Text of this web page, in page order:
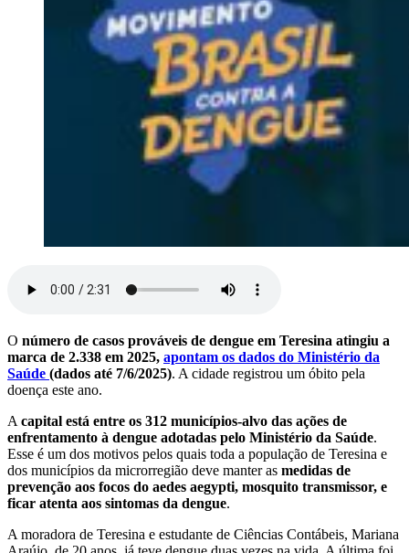
O número de casos prováveis de dengue em Teresina atingiu a
marca de 2.338 em 2025, apontam os dados do Ministério da
Saúde (dados até 7/6/2025). A cidade registrou um óbito pela
doença este ano.
A capital está entre os 312 municípios-alvo das ações de
enfrentamento à dengue adotadas pelo Ministério da Saúde.
Esse é um dos motivos pelos quais toda a população de Teresina e
dos municípios da microrregião deve manter as medidas de
prevenção aos focos do aedes aegypti, mosquito transmissor, e
ficar atenta aos sintomas da dengue.
A moradora de Teresina e estudante de Ciências Contábeis, Mariana